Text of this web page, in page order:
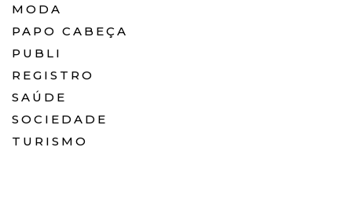
MODA
PAPO CABEÇA
PUBLI
REGISTRO
SAÚDE
SOCIEDADE
TURISMO